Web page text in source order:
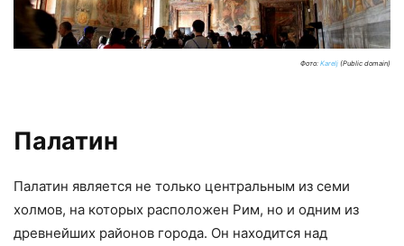
Фото: Karelj (Public domain)
Палатин
Палатин является не только центральным из семи
холмов, на которых расположен Рим, но и одним из
древнейших районов города. Он находится над